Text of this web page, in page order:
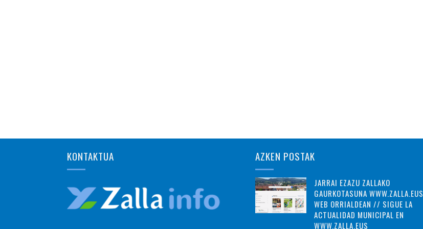
KONTAKTUA AZKEN POSTAK
JARRAI EZAZU ZALLAKO
GAURKOTASUNA WWW.ZALLA.EUS
WEB ORRIALDEAN // SIGUE LA
ACTUALIDAD MUNICIPAL EN
WWW.ZALLA.EUS